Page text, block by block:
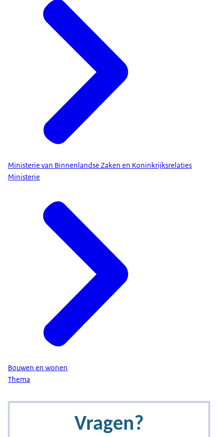
Ministerie van Binnenlandse Zaken en Koninkrijksrelaties
Ministerie
Bouwen en wonen
Thema